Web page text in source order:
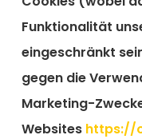
Funktionalität
eingeschränkt
gegen die
Marketing-
Websites https://